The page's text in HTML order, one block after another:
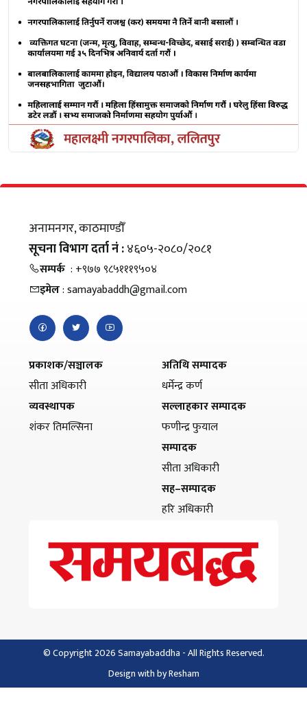
अनामनगर, काठमाण्डौँ
सूचना विभाग दर्ता नं :४६०५-२०८०/२०८१
सम्पर्क : +९७७ ९८५१११९५०४
इमेल: samayabaddh@gmail.com
प्रकाशक/सञ्चालक
सीता अधिकारी
व्यवस्थापक
शंकर तिमल्सिना
अतिथि सम्पादक
धर्मेन्द्र कर्ण
सल्लाहकार सम्पादक
फणीन्द्र फुयाल
सम्पादक
सीता अधिकारी
सह–सम्पादक
हरि अधिकारी
© Copyright 2026 Samayabaddha - All Rights Reserved.
Design withbyResham